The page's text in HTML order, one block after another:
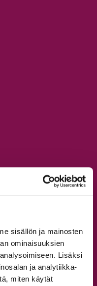
sisällön ja mainosten
ominaisuuksien
Lisäksi
ja analytiikka-
miten käytät